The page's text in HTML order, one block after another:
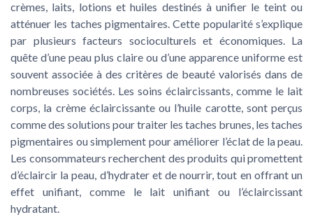
crèmes, laits, lotions et huiles destinés à unifier le teint ou
atténuer les taches pigmentaires. Cette popularité s’explique
par plusieurs facteurs socioculturels et économiques. La
quête d’une peau plus claire ou d’une apparence uniforme est
souvent associée à des critères de beauté valorisés dans de
nombreuses sociétés. Les soins éclaircissants, comme le lait
corps, la crème éclaircissante ou l’huile carotte, sont perçus
comme des solutions pour traiter les taches brunes, les taches
pigmentaires ou simplement pour améliorer l’éclat de la peau.
Les consommateurs recherchent des produits qui promettent
d’éclaircir la peau, d’hydrater et de nourrir, tout en offrant un
effet unifiant, comme le lait unifiant ou l’éclaircissant
hydratant.